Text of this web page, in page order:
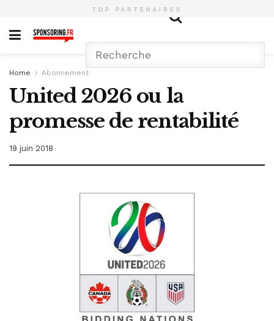
TOP PARTENAIRES
Home Abonnement
United 2026 ou la
promesse de rentabilité
19 juin 2018